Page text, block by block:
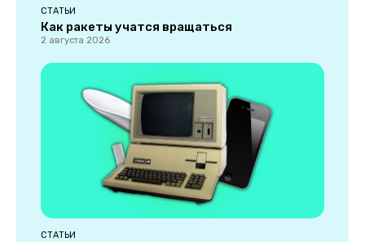
СТАТЬИ
Как ракеты учатся вращаться
2 августа 2026
СТАТЬИ